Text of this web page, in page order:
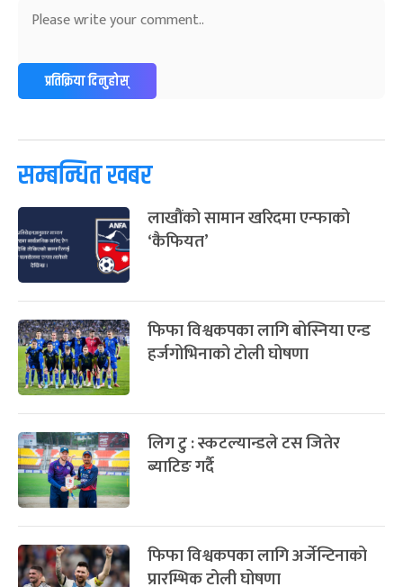
२४
सोम
अन्तराष्ट्रिय नारी दिवस
फाल्गुन २४, २०८३ -Mar 8, 2027
ग्याल्पो ल्होसार
फाल्गुन २५, २०८३
७ पूर्णिमा व्रत ७ महिना बाँकी
८
चैत्र ८, २०८३-Mar 22, 2027
प्रतिक्रिया दिनुहोस्
सम्बन्धित खबर
लाखौंको सामान खरिदमा एन्फाको
‘कैफियत’
फिफा विश्वकपका लागि बोस्निया एन्ड
हर्जगोभिनाको टोली घोषणा
लिग टु : स्कटल्यान्डले टस जितेर
ब्याटिङ गर्दै
फिफा विश्वकपका लागि अर्जेन्टिनाको
प्रारम्भिक टोली घोषणा